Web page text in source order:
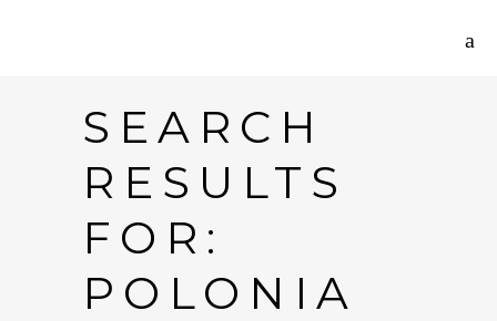
SEARCH
RESULTS
FOR:
POLONIA